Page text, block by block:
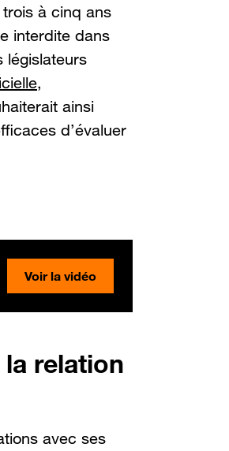
à cinq ans
interdite dans
législateurs
,
ainsi
d’évaluer
Voir la vidéo
relation
avec ses